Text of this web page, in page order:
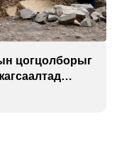
цогцолборыг